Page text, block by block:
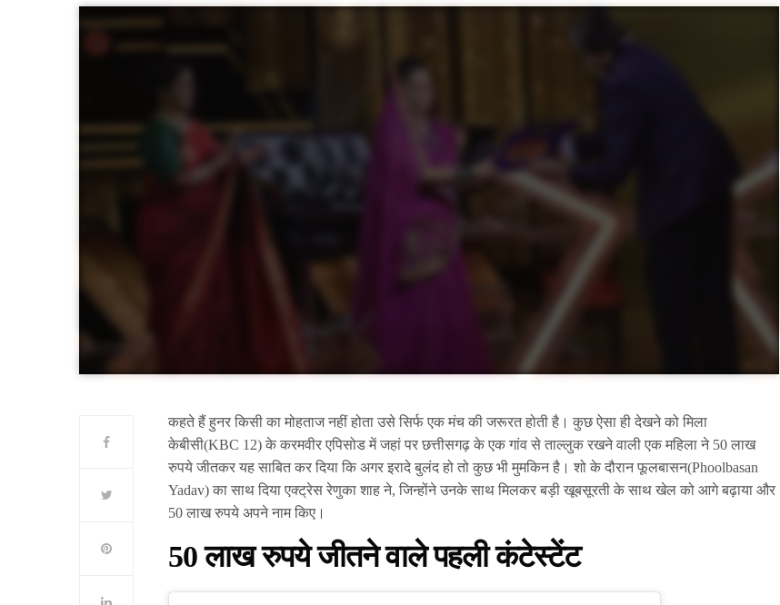
कहते हैं हुनर किसी का मोहताज नहीं होता उसे सिर्फ एक मंच की जरूरत होती है। कुछ ऐसा ही देखने को मिला
केबीसी(KBC 12) के करमवीर एपिसोड में जहां पर छत्तीसगढ़ के एक गांव से ताल्लुक रखने वाली एक महिला ने 50 लाख
रुपये जीतकर यह साबित कर दिया कि अगर इरादे बुलंद हो तो कुछ भी मुमकिन है। शो के दौरान फूलबासन(Phoolbasan
Yadav) का साथ दिया एक्ट्रेस रेणुका शाह ने, जिन्होंने उनके साथ मिलकर बड़ी खूबसूरती के साथ खेल को आगे बढ़ाया और
50 लाख रुपये अपने नाम किए।
50 लाख रुपये जीतने वाले पहली कंटेस्टेंट